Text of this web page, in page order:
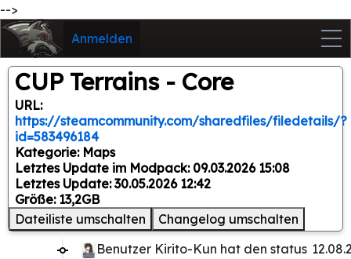
-->
Anmelden
CUP Terrains - Core
URL:
https://steamcommunity.com/sharedfiles/filedetails/?
id=583496184
Kategorie: Maps
Letztes Update im Modpack: 09.03.2026 15:08
Letztes Update: 30.05.2026 12:42
Größe: 13,2GB
Dateiliste umschalten
Changelog umschalten
Benutzer Kirito-Kun hat den status